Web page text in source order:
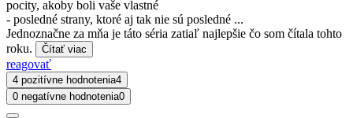
pocity, akoby boli vaše vlastné
- posledné strany, ktoré aj tak nie sú posledné ...
Jednoznačne za mňa je táto séria zatiaľ najlepšie čo som čítala tohto
roku.
Čítať viac
reagovať
4 pozitívne hodnotenia4
0 negatívne hodnotenia0